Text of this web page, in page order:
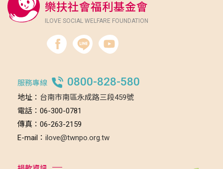
樂扶社會福利基金會
ILOVE SOCIAL WELFARE FOUNDATION
服務專線 0800-828-580
地址： 台南市南區永成路三段459號
電話：06-300-0781
傳真：06-263-2159
E-mail： ilove@twnpo.org.tw